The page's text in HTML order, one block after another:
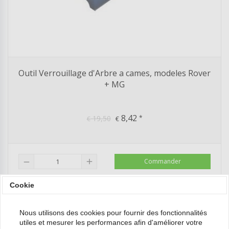
Outil Verrouillage d'Arbre a cames, modeles Rover
+ MG
€19,50 €8,42 *
remove add Commander
Cookie
Nous utilisons des cookies pour fournir des fonctionnalités
utiles et mesurer les performances afin d'améliorer votre